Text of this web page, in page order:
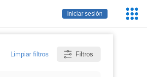
Iniciar sesión
Limpiar filtros Filtros